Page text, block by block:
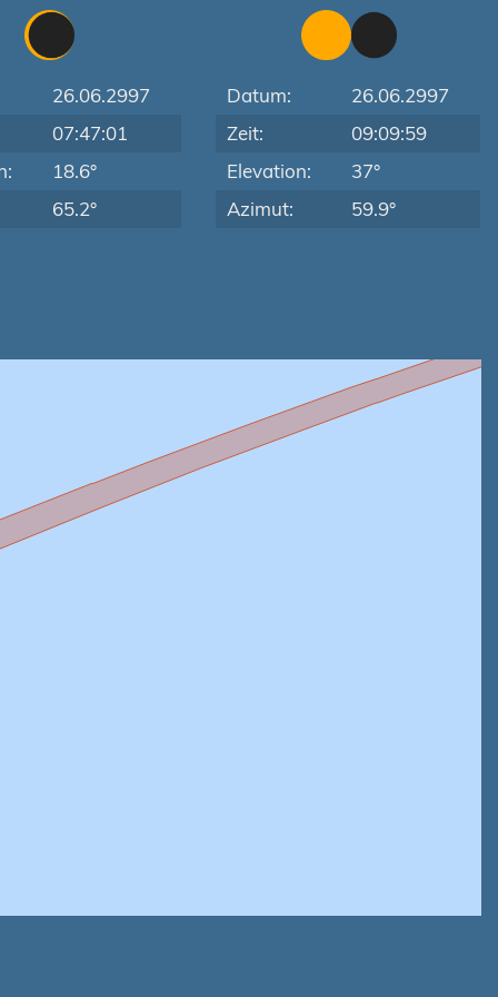
26.06.2997
07:47:01
18.6°
65.2°
Datum:
26.06.2997
Zeit:
09:09:59
Elevation:
37°
Azimut:
59.9°